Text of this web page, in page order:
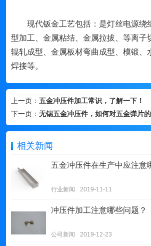
现代钣金工艺包括：是灯丝电源绕
型加工、金属粘结、金属拉拔、等离子
辊轧成型、金属板材弯曲成型、模锻、
焊接等。
上一页： 五金冲压件加工常识，了解一下！
下一页： 无锡五金冲压件，如何对五金弹片的性
相关新闻
五金冲压件在生产中应注意
行业新闻 2019-11-11
冲压件加工注意哪些问题？
公司新闻 2019-12-23